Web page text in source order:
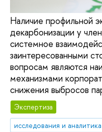
Наличие профильной
декарбонизации у
системное
заинтересованными
вопросам являются
механизмами
снижения выбросов
Экспертиза
исследования и аналитика